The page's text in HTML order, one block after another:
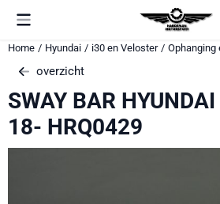
Cookievoorkeuren zijn momenteel
Home / Hyundai / i30 en Veloster / Ophanging
overzicht
SWAY BAR HYUNDAI
18- HRQ0429